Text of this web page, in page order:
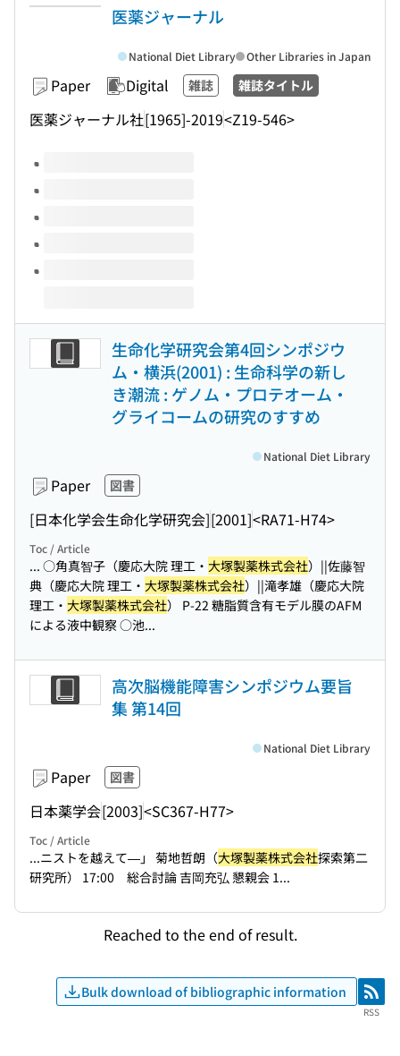
医薬ジャーナル
Paper Digital 雑誌 雑誌タイトル
医薬ジャーナル社[1965]-2019<Z19-546>
National Diet Library Other Libraries in Japan
Volumes of this title
生命化学研究会第4回シンポジウ
ム・横浜(2001) : 生命科学の新し
き潮流 : ゲノム・プロテオーム・
グライコームの研究のすすめ
Paper 図書
[日本化学会生命化学研究会][2001]<RA71-H74>
National Diet Library
Toc / Article
... ○角真智子（慶応大院 理工・ 大塚製薬株式会社）||佐藤智
典（慶応大院 理工・ 大塚製薬株式会社）||滝孝雄（慶応大院
理工・ 大塚製薬株式会社） P-22 糖脂質含有モデル膜のAFM
による液中観察 ○池...
高次脳機能障害シンポジウム要旨
集 第14回
Paper 図書
日本薬学会[2003]<SC367-H77>
National Diet Library
Toc / Article
...ニストを越えて—」 菊地哲朗（大塚製薬株式会社探索第二
研究所） 17:00 総合討論 吉岡充弘 懇親会 1...
Reached to the end of result.
Bulk download of bibliographic information RSS
RSS